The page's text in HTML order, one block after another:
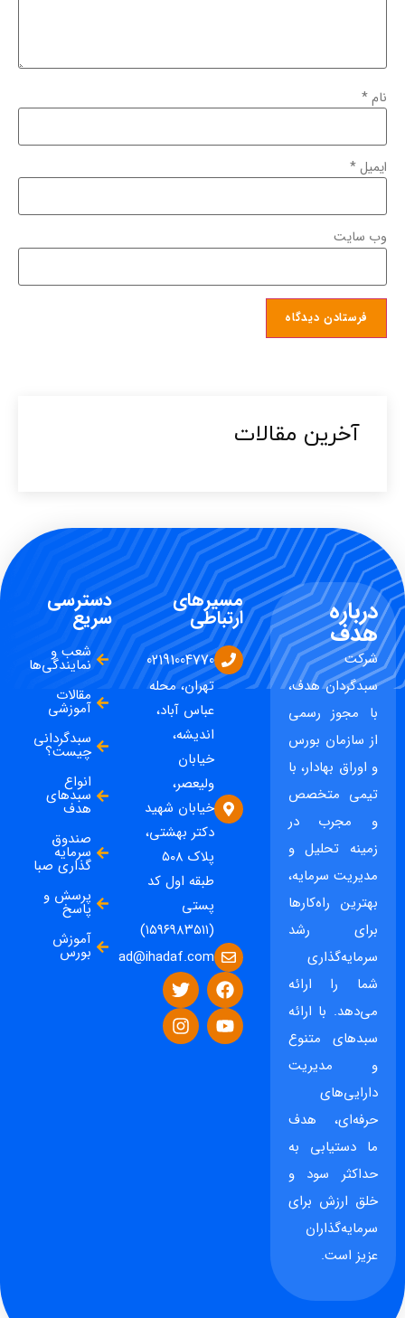
نام*
ایمیل*
وب‌ سایت
آخرین مقالات​
درباره
هدف
شرکت
سبدگردان هدف،
با مجوز رسمی
از سازمان بورس
و اوراق بهادار، با
تیمی متخصص
و مجرب در
زمینه تحلیل و
مدیریت سرمایه،
بهترین راه‌کارها
برای رشد
سرمایه‌گذاری
شما را ارائه
می‌دهد. با ارائه
سبدهای متنوع
و مدیریت
دارایی‌های
حرفه‌ای، هدف
ما دستیابی به
حداکثر سود و
خلق ارزش برای
سرمایه‌گذاران
عزیز است.
مسیرهای
ارتباطی
02191004770
تهران، محله
عباس آباد،
اندیشه،
خیابان
ولیعصر،
خیابان شهید
دکتر بهشتی،
پلاک ۵۰۸
طبقه اول کد
پستی
(۱۵۹۶۹۸۳۵۱۱)
ad@ihadaf.com
دسترسی
سریع
شعب و
نمایندگی‌ها
مقالات
آموزشی
سبدگردانی
چیست؟
انواع
سبدهای
هدف
صندوق
سرمایه
گذاری صبا
پرسش و
پاسخ
آموزش
بورس